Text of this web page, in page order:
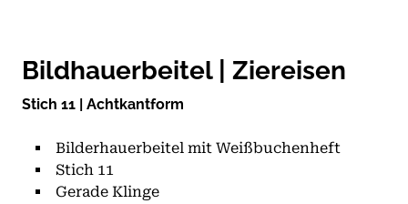
Bildhauerbeitel | Ziereisen
Stich 11 | Achtkantform
Bilderhauerbeitel mit Weißbuchenheft
Stich 11
Gerade Klinge